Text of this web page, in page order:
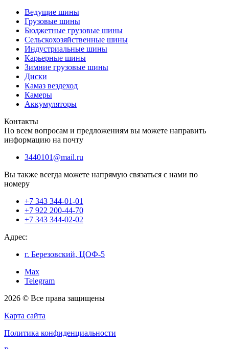
Ведущие шины
Грузовые шины
Бюджетные грузовые шины
Сельскохозяйственные шины
Индустриальные шины
Карьерные шины
Зимние грузовые шины
Диски
Камаз вездеход
Камеры
Аккумуляторы
Контакты
По всем вопросам и предложениям вы можете направить
информацию на почту
3440101@mail.ru
Вы также всегда можете напрямую связаться с нами по
номеру
+7 343 344-01-01
+7 922 200-44-70
+7 343 344-02-02
Адрес:
г. Березовский, ЦОФ-5
Max
Telegram
2026 © Все права защищены
Карта сайта
Политика конфиденциальности